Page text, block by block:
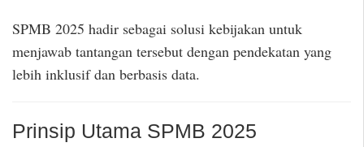
SPMB 2025 hadir sebagai solusi kebijakan untuk
menjawab tantangan tersebut dengan pendekatan yang
lebih inklusif dan berbasis data.
Prinsip Utama SPMB 2025